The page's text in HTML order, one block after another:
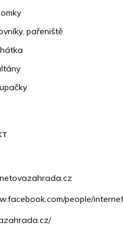
pařeniště
people/